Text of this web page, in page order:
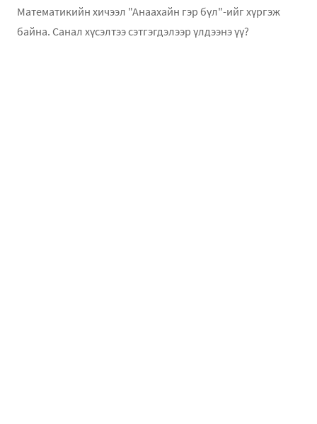
Математикийн хичээл "Анаахайн гэр бүл"-ийг хүргэж
байна. Санал хүсэлтээ сэтгэгдэлээр үлдээнэ үү?